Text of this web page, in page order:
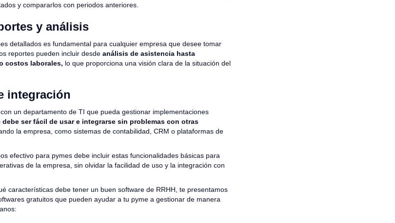
y compararlos con periodos anteriores.
y análisis
detallados es fundamental para cualquier empresa que desee tomar
reportes pueden incluir desde análisis de asistencia hasta
costos laborales, lo que proporciona una visión clara de la situación del
integración
un departamento de TI que pueda gestionar implementaciones
debe ser fácil de usar e integrarse sin problemas con otras
la empresa, como sistemas de contabilidad, CRM o plataformas de
efectivo para pymes debe incluir estas funcionalidades básicas para
de la empresa, sin olvidar la facilidad de uso y la integración con
características debe tener un buen software de RRHH, te presentamos
gratuitos que pueden ayudar a tu pyme a gestionar de manera